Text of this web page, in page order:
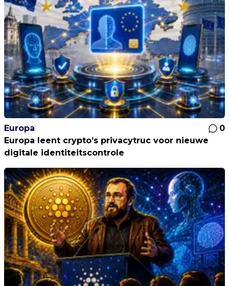
Europa
0
Europa leent crypto’s privacytruc voor nieuwe
digitale identiteitscontrole